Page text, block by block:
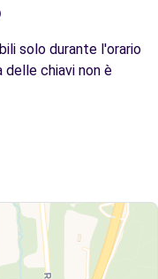
solo durante l'orario
delle chiavi non è